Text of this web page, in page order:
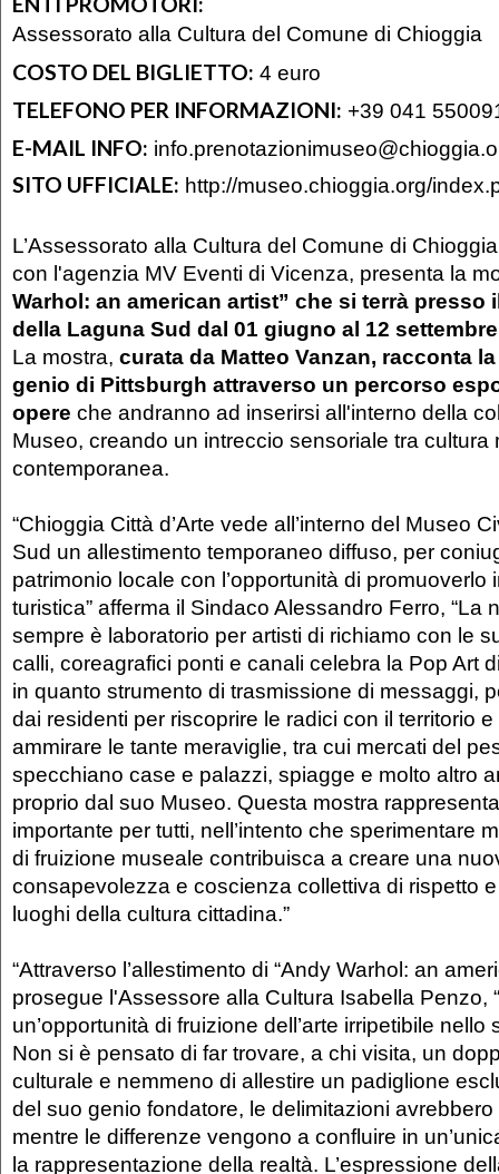
Assessorato alla Cultura del Comune di Chioggia
COSTO DEL BIGLIETTO: 4 euro
TELEFONO PER INFORMAZIONI: +39 041
E-MAIL INFO:
SITO UFFICIALE: http://museo.chioggia.org/
L’Assessorato alla Cultura del Comune di
con l'agenzia MV Eventi di Vicenza, presenta la
Warhol: an american artist” che si terrà presso
della Laguna Sud dal 01 giugno al 12
La mostra, curata da Matteo Vanzan, racconta
genio di Pittsburgh attraverso un percorso
opere che andranno ad inserirsi all'interno della
Museo, creando un intreccio sensoriale tra cultura
contemporanea.
“Chioggia Città d’Arte vede all’interno del Museo
Sud un allestimento temporaneo diffuso, per
patrimonio locale con l’opportunità di promuoverlo
turistica” afferma il Sindaco Alessandro Ferro, “La
sempre è laboratorio per artisti di richiamo con le
calli, coreagrafici ponti e canali celebra la Pop Art
in quanto strumento di trasmissione di messaggi,
dai residenti per riscoprire le radici con il territorio
ammirare le tante meraviglie, tra cui mercati del
specchiano case e palazzi, spiagge e molto altro
proprio dal suo Museo. Questa mostra
importante per tutti, nell’intento che sperimentare
di fruizione museale contribuisca a creare una
consapevolezza e coscienza collettiva di rispetto
luoghi della cultura cittadina.”
“Attraverso l’allestimento di “Andy Warhol: an
prosegue l'Assessore alla Cultura Isabella Penzo,
un’opportunità di fruizione dell’arte irripetibile
Non si è pensato di far trovare, a chi visita, un
culturale e nemmeno di allestire un padiglione
del suo genio fondatore, le delimitazioni
mentre le differenze vengono a confluire in
la rappresentazione della realtà. L’espressione